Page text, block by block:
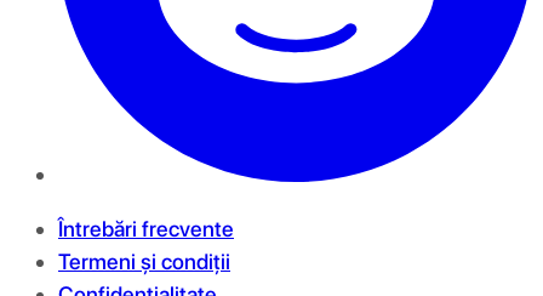
Întrebări frecvente
Termeni și condiții